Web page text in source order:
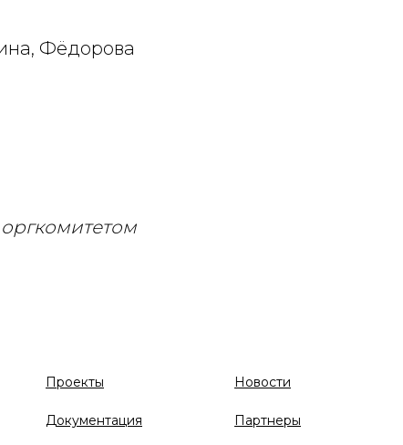
Фёдорова
Проекты
Документация
Новости
Партнеры